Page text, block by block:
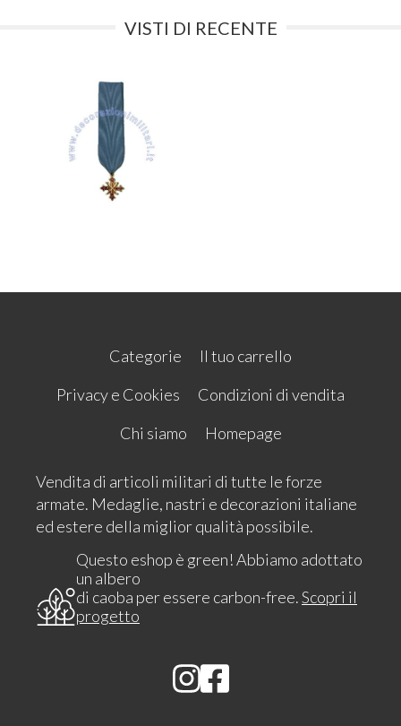
VISTI DI RECENTE
Categorie
Il tuo carrello
Privacy e Cookies
Condizioni di vendita
Chi siamo
Homepage
Vendita di articoli militari di tutte le forze
armate. Medaglie, nastri e decorazioni italiane
ed estere della miglior qualità possibile.
Questo eshop è green! Abbiamo adottato
un albero
di caoba per essere carbon-free.Scopri il
progetto